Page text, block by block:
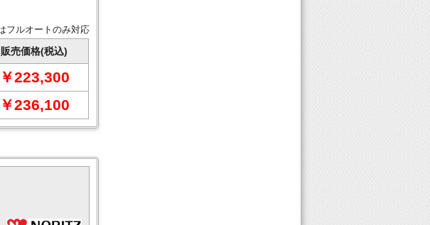
フルオートのみ対応
販売価格(税込)
￥223,300
￥236,100